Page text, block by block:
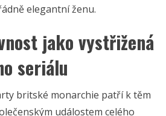
elegantní ženu.
jako vystřižená
seriálu
britské monarchie patří k těm
událostem celého